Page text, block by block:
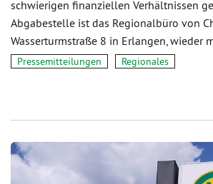
schwierigen finanziellen Verhältnissen
Abgabestelle ist das Regionalbüro von
Wasserturmstraße 8 in Erlangen, wieder
Pressemitteilungen Regionales